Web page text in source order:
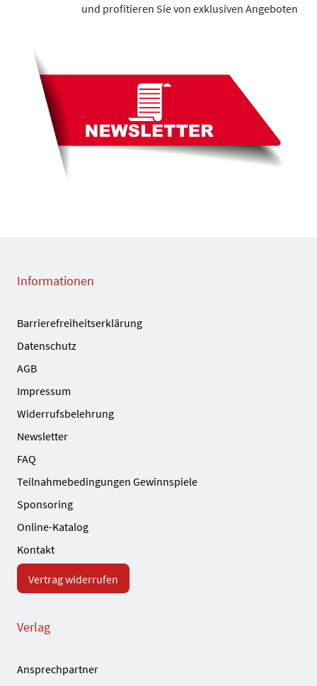
und profitieren Sie von exklusiven Angeboten
Informationen
Barrierefreiheitserklärung
Datenschutz
AGB
Impressum
Widerrufsbelehrung
Newsletter
FAQ
Teilnahmebedingungen Gewinnspiele
Sponsoring
Online-Katalog
Kontakt
Vertrag widerrufen
Verlag
Ansprechpartner